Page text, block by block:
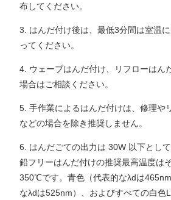
布してください。
3. はんだ付け後は、最低3分間は室温
ってください。
4. ウェーブはんだ付け、リフローはん
場合はご相談ください。
5. 手作業によるはんだ付けは、修理や
などの場合を除き推奨しません。
6. はんだごての出力は 30W 以下とし
鉛フリーはんだ付けの推奨最高温度は
350℃です。青色（代表的なλdは
なλdは525nm）、およびすべての白色